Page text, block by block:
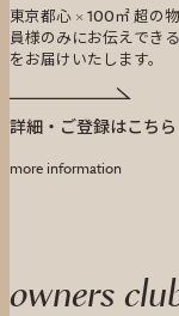
東京都心 × 100㎡ 超の
員様のみにお伝えでき
をお届けいたします。
詳細・ご登録はこちら
more information
owners